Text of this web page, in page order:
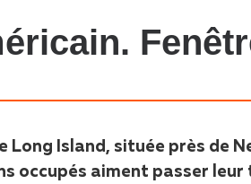
Island, située près de
occupés aiment passer leur